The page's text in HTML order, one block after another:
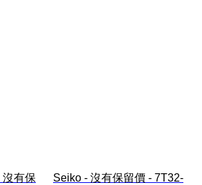
沒有保
Seiko - 沒有保留價 - 7T32-